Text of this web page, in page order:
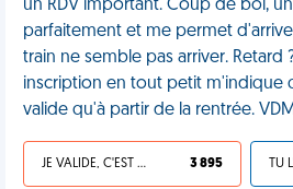
un RDV important. Coup de bol,
parfaitement et me permet
train ne semble pas arriver. Retard
inscription en tout petit m'indique
valide qu'à partir de la rentrée. VDM
JE VALIDE, C'EST UNE VDM 3 895